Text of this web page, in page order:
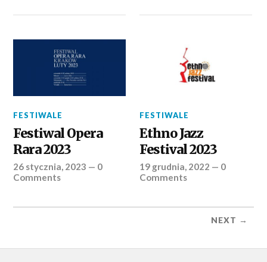
FESTIWALE
Festiwal Opera
Rara 2023
26 stycznia, 2023 — 0
Comments
FESTIWALE
Ethno Jazz
Festival 2023
19 grudnia, 2022 — 0
Comments
NEXT →